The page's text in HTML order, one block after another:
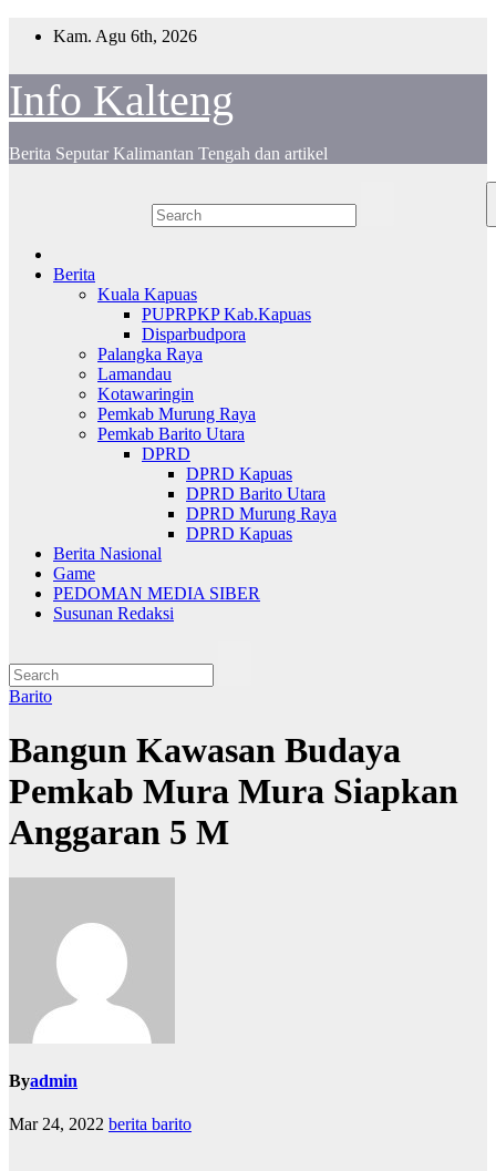
Kam. Agu 6th, 2026
Info Kalteng
Berita Seputar Kalimantan Tengah dan artikel
Berita
Kuala Kapuas
PUPRPKP Kab.Kapuas
Disparbudpora
Palangka Raya
Lamandau
Kotawaringin
Pemkab Murung Raya
Pemkab Barito Utara
DPRD
DPRD Kapuas
DPRD Barito Utara
DPRD Murung Raya
DPRD Kapuas
Berita Nasional
Game
PEDOMAN MEDIA SIBER
Susunan Redaksi
Barito
Bangun Kawasan Budaya
Pemkab Mura Mura Siapkan
Anggaran 5 M
Byadmin
Mar 24, 2022 berita barito